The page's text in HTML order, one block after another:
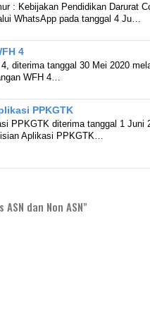
: Kebijakan Pendidikan Darurat
WhatsApp pada tanggal 4 Ju…
4
diterima tanggal 30 Mei 2020
WFH 4…
PPKGTK
PPKGTK diterima tanggal 1 Juni
Aplikasi PPKGTK…
dan Non ASN"